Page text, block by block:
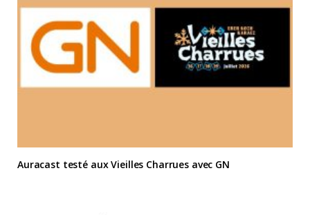
Auracast testé aux Vieilles Charrues avec GN